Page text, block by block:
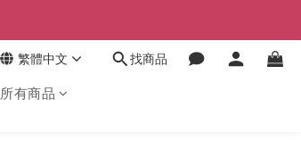
繁體中文 找商品
所有商品